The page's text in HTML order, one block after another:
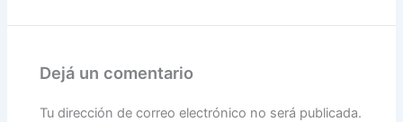
Dejá un comentario
Tu dirección de correo electrónico no será publicada.